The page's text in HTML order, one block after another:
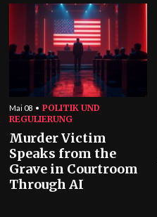
Mai 08
POLITIK UND
REGULIERUNG
Murder Victim
Speaks from the
Grave in Courtroom
Through AI